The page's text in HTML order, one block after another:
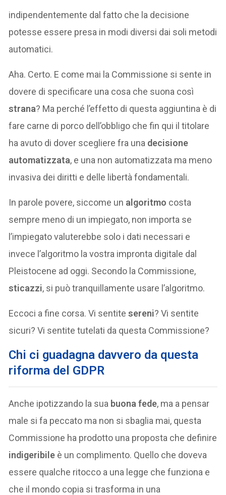
indipendentemente dal fatto che la decisione
potesse essere presa in modi diversi dai soli metodi
automatici.
Aha. Certo. E come mai la Commissione si sente in
dovere di specificare una cosa che suona così
strana? Ma perché l’effetto di questa aggiuntina è di
fare carne di porco dell’obbligo che fin qui il titolare
ha avuto di dover scegliere fra una decisione
automatizzata, e una non automatizzata ma meno
invasiva dei diritti e delle libertà fondamentali.
In parole povere, siccome un algoritmo costa
sempre meno di un impiegato, non importa se
l’impiegato valuterebbe solo i dati necessari e
invece l’algoritmo la vostra impronta digitale dal
Pleistocene ad oggi. Secondo la Commissione,
sticazzi, si può tranquillamente usare l’algoritmo.
Eccoci a fine corsa. Vi sentitesereni? Vi sentite
sicuri? Vi sentite tutelati da questa Commissione?
Chi ci guadagna davvero da questa
riforma del GDPR
Anche ipotizzando la sua buona fede, ma a pensar
male si fa peccato ma non si sbaglia mai, questa
Commissione ha prodotto una proposta che definire
indigeribile è un complimento. Quello che doveva
essere qualche ritocco a una legge che funziona e
che il mondo copia si trasforma in una